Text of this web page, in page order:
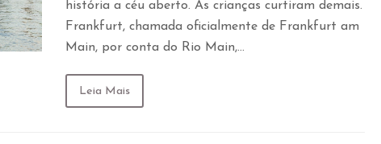
história a céu aberto. As crianças curtiram demais.
Frankfurt, chamada oficialmente de Frankfurt am
Main, por conta do Rio Main,…
Leia Mais